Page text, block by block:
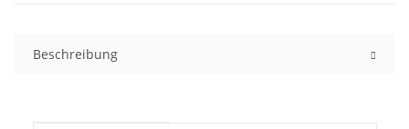
Beschreibung